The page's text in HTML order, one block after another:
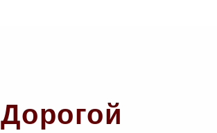
Дорогой